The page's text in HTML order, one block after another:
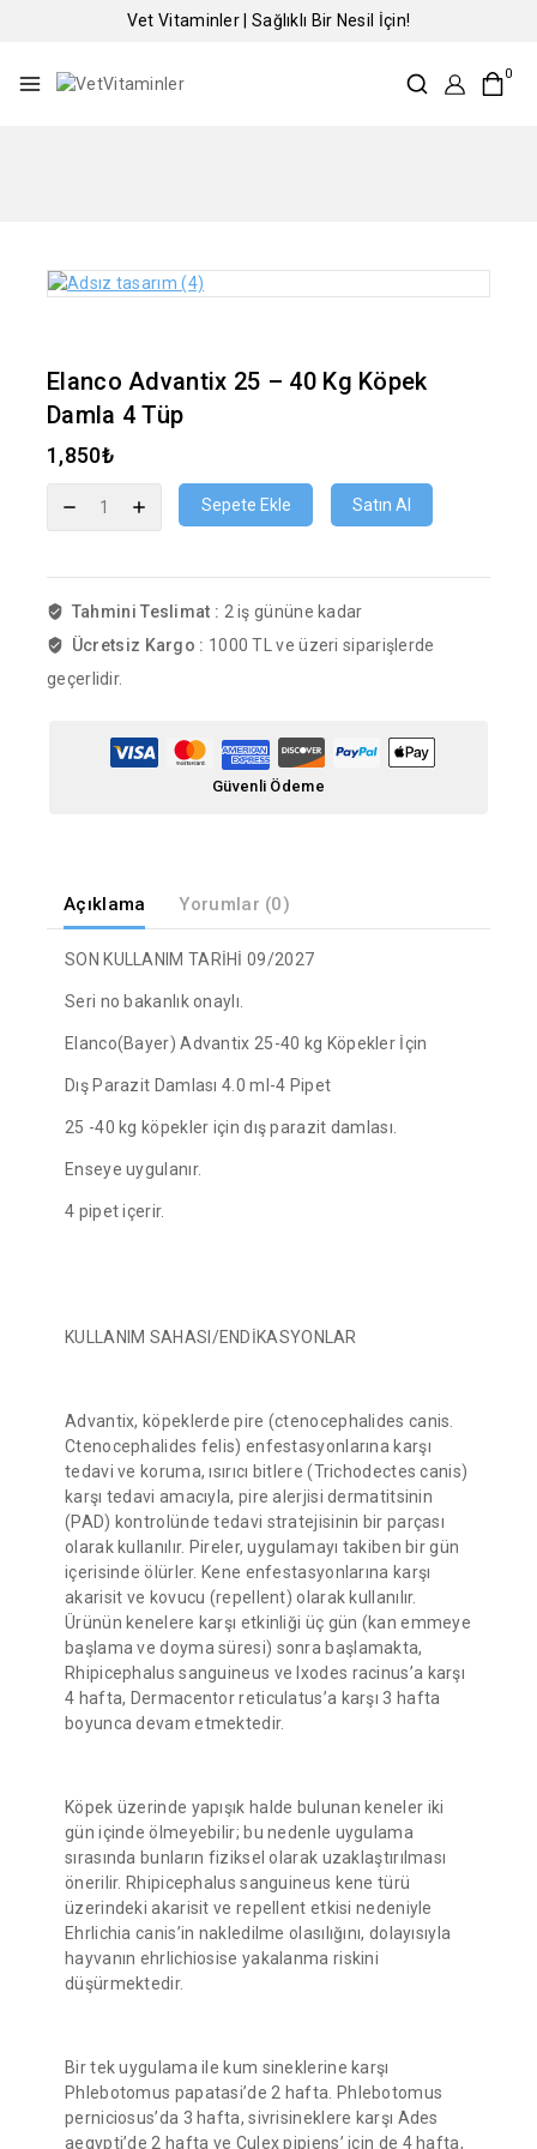
Vet Vitaminler | Sağlıklı Bir Nesil İçin!
0
Elanco Advantix 25 – 40 Kg Köpek
Damla 4 Tüp
1,850₺
Sepete Ekle Satın Al
Tahmini Teslimat : 2 iş gününe kadar
Ücretsiz Kargo : 1000 TL ve üzeri siparişlerde
geçerlidir.
Güvenli Ödeme
Açıklama Yorumlar (0)
SON KULLANIM TARİHİ 09/2027
Seri no bakanlık onaylı.
Elanco(Bayer) Advantix 25-40 kg Köpekler İçin
Dış Parazit Damlası 4.0 ml-4 Pipet
25 -40 kg köpekler için dış parazit damlası.
Enseye uygulanır.
4 pipet içerir.
KULLANIM SAHASI/ENDİKASYONLAR
Advantix, köpeklerde pire (ctenocephalides canis.
Ctenocephalides felis) enfestasyonlarına karşı
tedavi ve koruma, ısırıcı bitlere (Trichodectes canis)
karşı tedavi amacıyla, pire alerjisi dermatitsinin
(PAD) kontrolünde tedavi stratejisinin bir parçası
olarak kullanılır. Pireler, uygulamayı takiben bir gün
içerisinde ölürler. Kene enfestasyonlarına karşı
akarisit ve kovucu (repellent) olarak kullanılır.
Ürünün kenelere karşı etkinliği üç gün (kan emmeye
başlama ve doyma süresi) sonra başlamakta,
Rhipicephalus sanguineus ve Ixodes racinus’a karşı
4 hafta, Dermacentor reticulatus’a karşı 3 hafta
boyunca devam etmektedir.
Köpek üzerinde yapışık halde bulunan keneler iki
gün içinde ölmeyebilir; bu nedenle uygulama
sırasında bunların fiziksel olarak uzaklaştırılması
önerilir. Rhipicephalus sanguineus kene türü
üzerindeki akarisit ve repellent etkisi nedeniyle
Ehrlichia canis’in nakledilme olasılığını, dolayısıyla
hayvanın ehrlichiosise yakalanma riskini
düşürmektedir.
Bir tek uygulama ile kum sineklerine karşı
Phlebotomus papatasi’de 2 hafta. Phlebotomus
perniciosus’da 3 hafta, sivrisineklere karşı Ades
aegypti’de 2 hafta ve Culex pipiens’ için de 4 hafta,